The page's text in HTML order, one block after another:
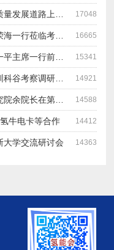
17048
市委书记潘群、市政府副市长张荣海一行莅临考察指导工作 16665
市委书记王碧安邀请科谷集团余一平主席一行前往工业转移园考察合作 15341
广东省科技厅专家组一行莅临深圳科谷考察调研“未来能源中心”项目 14921
工信部原副部长杨学山与科谷研究院余院长在第九届中电博览会交流 14588
牛电卡等合作 14412
大学交流研讨会 14363